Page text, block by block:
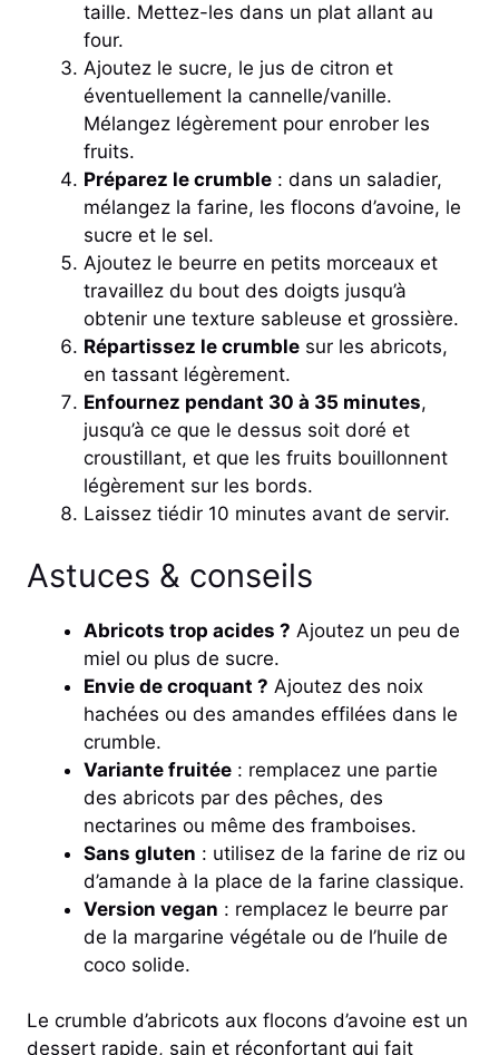
taille. Mettez-les dans un plat allant au
four.
Ajoutez le sucre, le jus de citron et
éventuellement la cannelle/vanille.
Mélangez légèrement pour enrober les
fruits.
Préparez le crumble : dans un saladier,
mélangez la farine, les flocons d’avoine, le
sucre et le sel.
Ajoutez le beurre en petits morceaux et
travaillez du bout des doigts jusqu’à
obtenir une texture sableuse et grossière.
Répartissez le crumble sur les abricots,
en tassant légèrement.
Enfournez pendant 30 à 35 minutes,
jusqu’à ce que le dessus soit doré et
croustillant, et que les fruits bouillonnent
légèrement sur les bords.
Laissez tiédir 10 minutes avant de servir.
Astuces & conseils
Abricots trop acides ? Ajoutez un peu de
miel ou plus de sucre.
Envie de croquant ? Ajoutez des noix
hachées ou des amandes effilées dans le
crumble.
Variante fruitée : remplacez une partie
des abricots par des pêches, des
nectarines ou même des framboises.
Sans gluten : utilisez de la farine de riz ou
d’amande à la place de la farine classique.
Version vegan : remplacez le beurre par
de la margarine végétale ou de l’huile de
coco solide.
Le crumble d’abricots aux flocons d’avoine est un
dessert rapide, sain et réconfortant qui fait